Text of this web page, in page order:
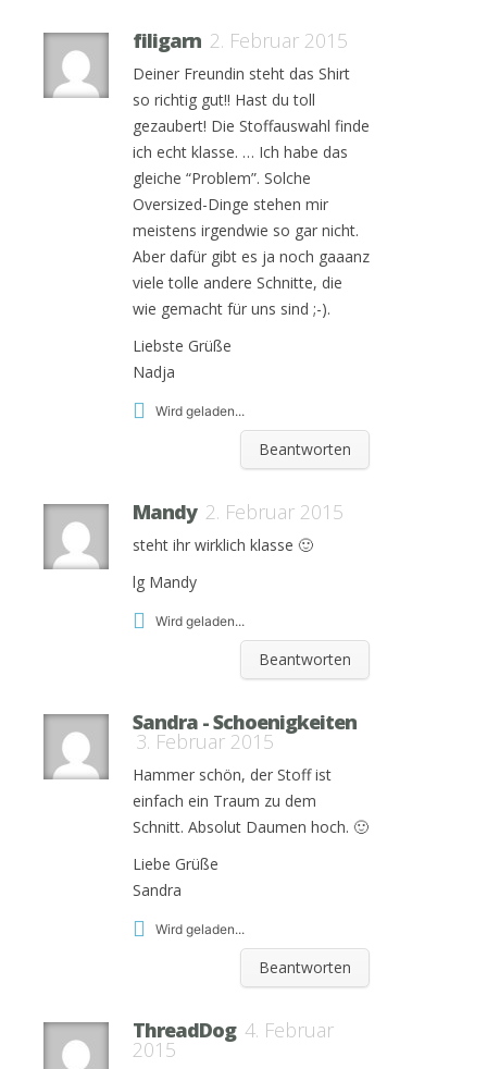
filigarn 2. Februar 2015
Deiner Freundin steht das Shirt
so richtig gut!! Hast du toll
gezaubert! Die Stoffauswahl finde
ich echt klasse. … Ich habe das
gleiche “Problem”. Solche
Oversized-Dinge stehen mir
meistens irgendwie so gar nicht.
Aber dafür gibt es ja noch gaaanz
viele tolle andere Schnitte, die
wie gemacht für uns sind ;-).
Liebste Grüße
Nadja
Wird geladen...
Beantworten
Mandy 2. Februar 2015
steht ihr wirklich klasse 🙂
lg Mandy
Wird geladen...
Beantworten
Sandra - Schoenigkeiten
3. Februar 2015
Hammer schön, der Stoff ist
einfach ein Traum zu dem
Schnitt. Absolut Daumen hoch. 🙂
Liebe Grüße
Sandra
Wird geladen...
Beantworten
ThreadDog 4. Februar
2015